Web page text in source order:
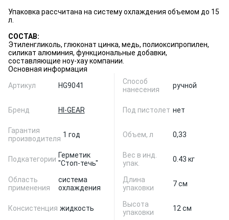
Упаковка рассчитана на систему охлаждения объемом до 15
л.
СОСТАВ:
Этиленгликоль, глюконат цинка, медь, полиоксипропилен,
силикат алюминия, функциональные добавки,
составляющие ноу-хау компании.
Основная информация
Артикул
HG9041
Бренд HI-GEAR
Гарантия
производителя 1 год
Подкатегории Герметик
"Стоп-течь"
Область
применения
система
охлаждения
Консистенция жидкость
Способ
нанесения
ручной
Под пистолет нет
Объем, л 0,33
Вес в инд.
упак.
0.43 кг
Длина
упаковки
7 см
Высота
упаковки
12 см